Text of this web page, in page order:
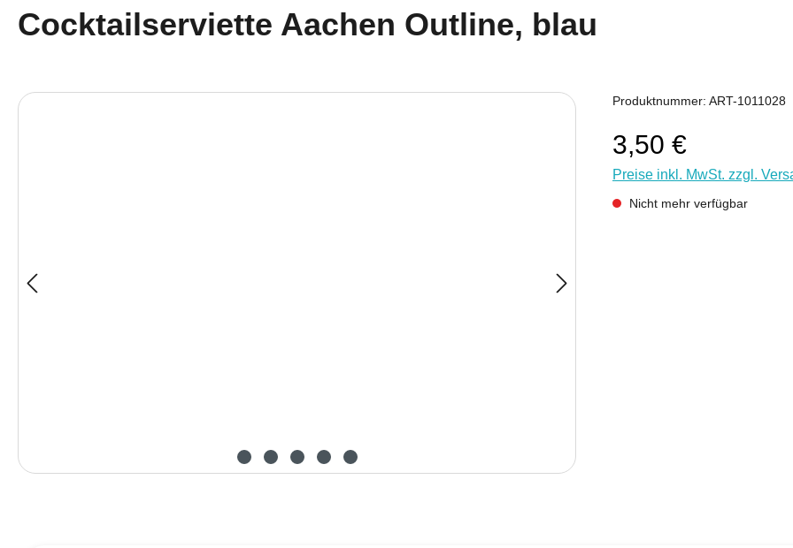
Cocktailserviette Aachen Outline, blau
Bildergalerie überspringen Produktnummer: ART-1011028
3,50 €
Preise inkl. MwSt. zzgl.
Nicht mehr verfügbar